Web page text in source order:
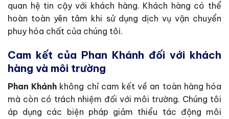
quan hệ tin cậy với khách hàng. Khách hàng có thể
hoàn toàn yên tâm khi sử dụng dịch vụ vận chuyển
phuy hóa chất của chúng tôi.
Cam kết của Phan Khánh đối với khách
hàng và môi trường
Phan Khánh không chỉ cam kết về an toàn hàng hóa
mà còn có trách nhiệm đối với môi trường. Chúng tôi
áp dụng các biện pháp giảm thiểu tác động môi